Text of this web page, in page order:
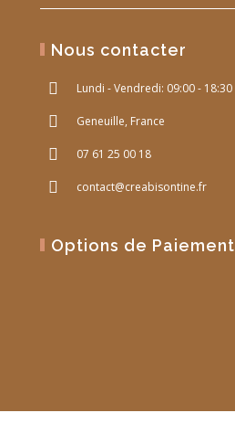
Nous contacter
Lundi - Vendredi: 09:00 - 18:30
Geneuille, France
07 61 25 00 18
contact@creabisontine.fr
Options de Paiement